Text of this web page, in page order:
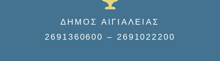
ΔΗΜΟΣ ΑΙΓΙΑΛΕΙΑΣ
2691360600 – 2691022200